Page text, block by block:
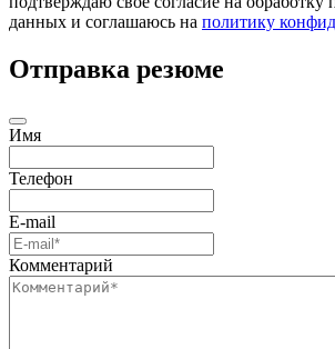
данных и соглашаюсь на политику
Отправка резюме
Имя
Телефон
E-mail
Комментарий